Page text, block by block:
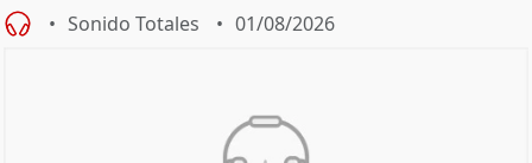
Sonido Totales 01/08/2026